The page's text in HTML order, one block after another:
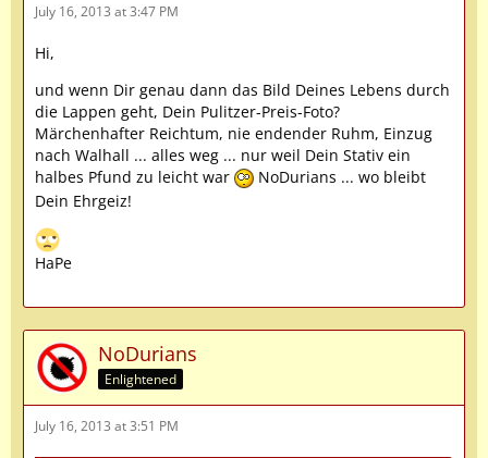
July 16, 2013 at 3:47 PM
Hi,
und wenn Dir genau dann das Bild Deines Lebens durch
die Lappen geht, Dein Pulitzer-Preis-Foto?
Märchenhafter Reichtum, nie endender Ruhm, Einzug
nach Walhall ... alles weg ... nur weil Dein Stativ ein
halbes Pfund zu leicht war
NoDurians ... wo bleibt
Dein Ehrgeiz!
HaPe
NoDurians
Enlightened
July 16, 2013 at 3:51 PM